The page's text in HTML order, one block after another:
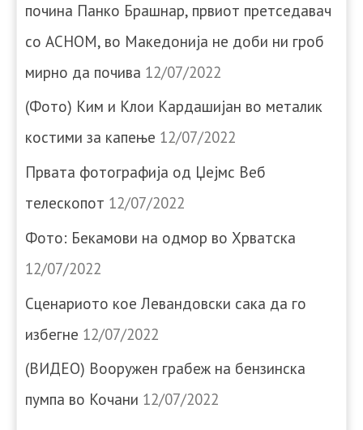
почина Панко Брашнар, првиот претседавач
со АСНОМ, во Македонија не доби ни гроб
мирно да почива 12/07/2022
(Фото) Ким и Клои Кардашијан во металик
костими за капење 12/07/2022
Првата фотографија од Џејмс Веб
телескопот 12/07/2022
Фото: Бекамови на одмор во Хрватска
12/07/2022
Сценариото кое Левандовски сака да го
избегне 12/07/2022
(ВИДЕО) Вооружен грабеж на бензинска
пумпа во Кочани 12/07/2022